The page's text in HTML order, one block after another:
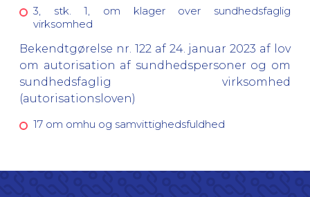
3, stk. 1, om klager over sundhedsfaglig
virksomhed
Bekendtgørelse nr. 122 af 24. januar 2023 af lov
om autorisation af sundhedspersoner og om
sundhedsfaglig virksomhed
(autorisationsloven)
17 om omhu og samvittighedsfuldhed